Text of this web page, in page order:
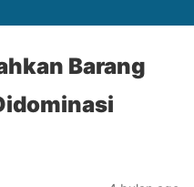
Barang